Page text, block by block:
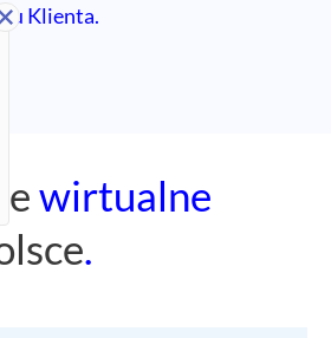
Klienta.
wirtualne
.